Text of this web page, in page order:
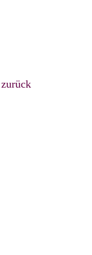
zurück